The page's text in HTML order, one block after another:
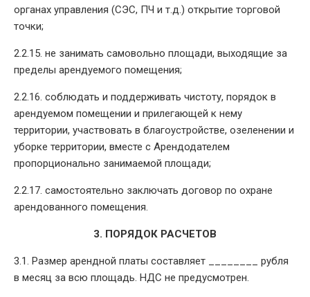
органах управления (СЭС, ПЧ и т.д.) открытие торговой
точки;
2.2.15. не занимать самовольно площади, выходящие за
пределы арендуемого помещения;
2.2.16. соблюдать и поддерживать чистоту, порядок в
арендуемом помещении и прилегающей к нему
территории, участвовать в благоустройстве, озеленении и
уборке территории, вместе с Арендодателем
пропорционально занимаемой площади;
2.2.17. самостоятельно заключать договор по охране
арендованного помещения.
3. ПОРЯДОК РАСЧЕТОВ
3.1. Размер арендной платы составляет ________ рубля
в месяц за всю площадь. НДС не предусмотрен.